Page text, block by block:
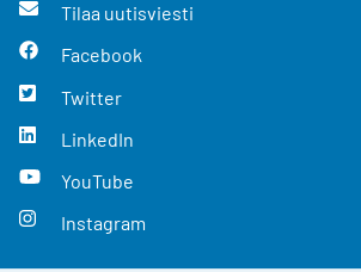
Tilaa uutisviesti
Facebook
Twitter
LinkedIn
YouTube
Instagram